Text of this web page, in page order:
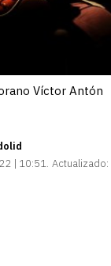
Víctor Antón
| 10:51 Actualizado: